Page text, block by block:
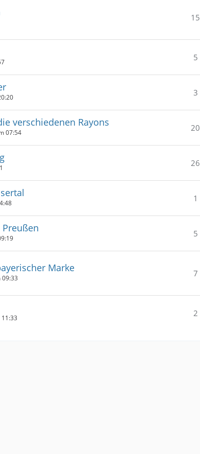
15
5
3
verschiedenen Rayons
07:54 20
26
1
5
Marke 7
2